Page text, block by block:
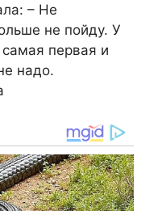
– Не
не пойду. У
первая и
надо.